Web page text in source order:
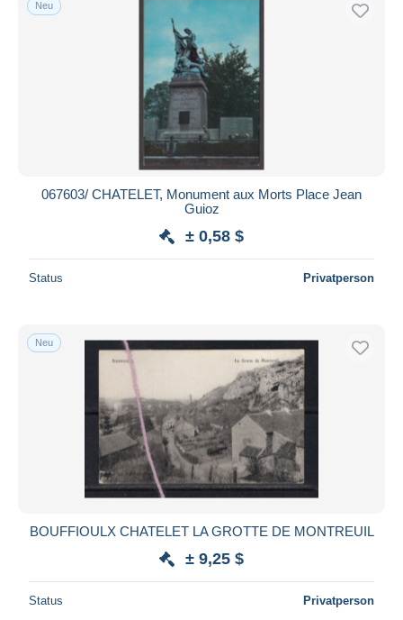
Kostenloser Versand
Zahlungsmethoden
Banküberweisung
Mastercard
Bancontact
iDeal
Wohnsitz des Verkäufers
Übernehmen
Neu
067603/ CHATELET, Monument aux Morts Place Jean
Guioz
± 0,58 $
Status Privatperson
Neu
BOUFFIOULX CHATELET LA GROTTE DE MONTREUIL
± 9,25 $
Status Privatperson